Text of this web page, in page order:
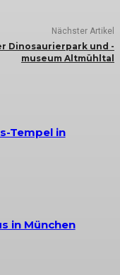
Nächster Artikel
Dinosaurierpark und -
museum Altmühltal
Tempel in
in München